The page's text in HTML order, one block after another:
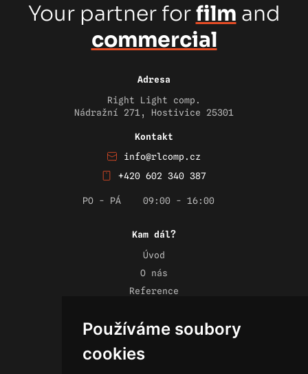
Používáme soubory
cookies
Your partner forfilm and
commercial
Adresa
Right Light comp.
Nádražní 271, Hostivice 25301
Kontakt
info@rlcomp.cz
+420 602 340 387
PO - PÁ 09:00 - 16:00
Kam dál?
Úvod
O nás
Reference
Kontakt
Obchodní podmínky
Zásady ochrany osobních údajů